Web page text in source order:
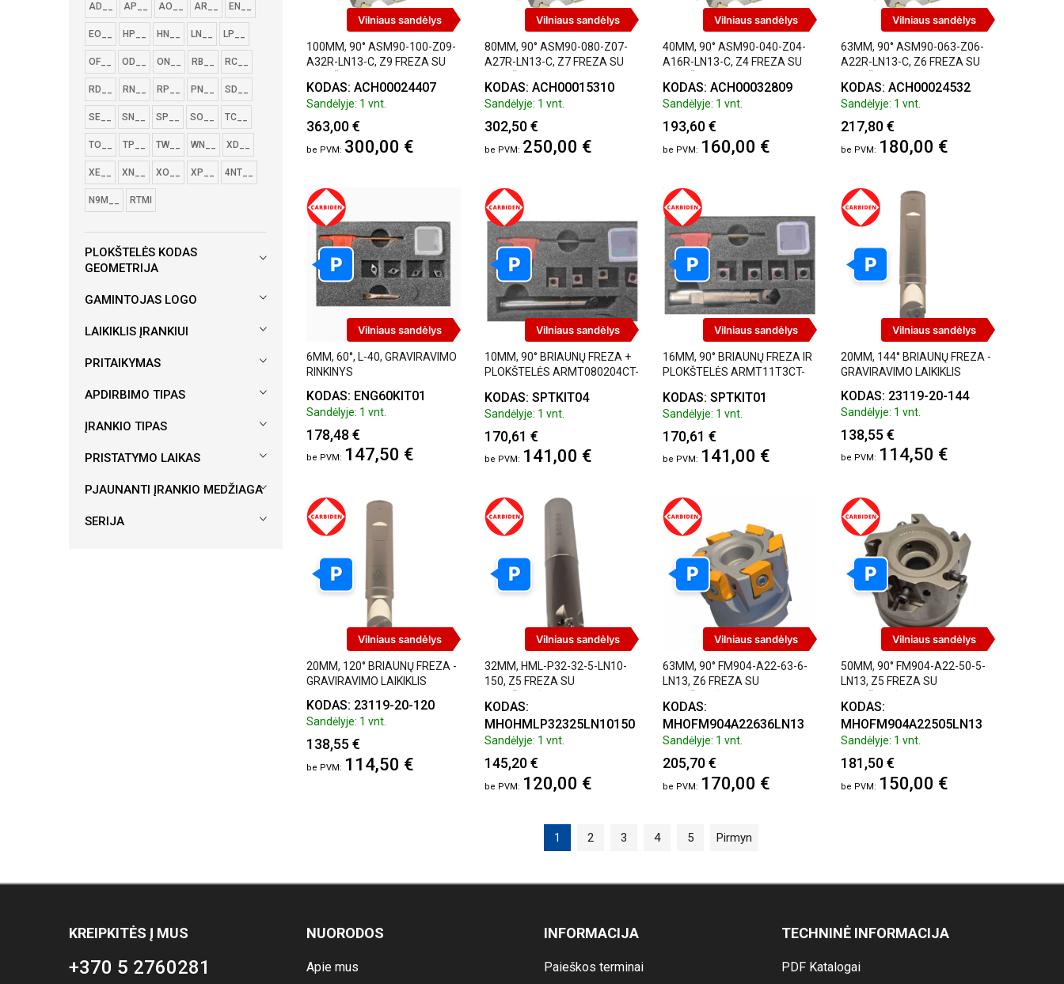
Vilniaus sandėlys
100MM, 90° ASM90-100-Z09-
A32R-LN13-C, Z9 FREZA SU
KODAS: ACH00024407
Sandėlyje: 1 vnt.
363,00 €
300,00 €
Vilniaus sandėlys
80MM, 90° ASM90-080-Z07-
A27R-LN13-C, Z7 FREZA SU
KODAS: ACH00015310
Sandėlyje: 1 vnt.
302,50 €
250,00 €
Vilniaus sandėlys
40MM, 90° ASM90-040-Z04-
A16R-LN13-C, Z4 FREZA SU
KODAS: ACH00032809
Sandėlyje: 1 vnt.
193,60 €
160,00 €
Vilniaus sandėlys
63MM, 90° ASM90-063-Z06-
A22R-LN13-C, Z6 FREZA SU
KODAS: ACH00024532
Sandėlyje: 1 vnt.
217,80 €
180,00 €
P
Vilniaus sandėlys
6MM, 60°, L-40, GRAVIRAVIMO
RINKINYS
KODAS: ENG60KIT01
Sandėlyje: 1 vnt.
178,48 €
147,50 €
P
Vilniaus sandėlys
10MM, 90° BRIAUNŲ FREZA +
PLOKŠTELĖS ARMT080204CT-
KODAS: SPTKIT04
Sandėlyje: 1 vnt.
170,61 €
141,00 €
P
Vilniaus sandėlys
16MM, 90° BRIAUNŲ FREZA IR
PLOKŠTELĖS ARMT11T3CT-
KODAS: SPTKIT01
Sandėlyje: 1 vnt.
170,61 €
141,00 €
P
Vilniaus sandėlys
20MM, 144° BRIAUNŲ FREZA -
GRAVIRAVIMO LAIKIKLIS
KODAS: 23119-20-144
Sandėlyje: 1 vnt.
138,55 €
114,50 €
P
Vilniaus sandėlys
20MM, 120° BRIAUNŲ FREZA -
GRAVIRAVIMO LAIKIKLIS
KODAS: 23119-20-120
Sandėlyje: 1 vnt.
138,55 €
114,50 €
P
Vilniaus sandėlys
32MM, HML-P32-32-5-LN10-
150, Z5 FREZA SU
KODAS:
MHOHMLP32325LN10150
Sandėlyje: 1 vnt.
145,20 €
120,00 €
P
Vilniaus sandėlys
63MM, 90° FM904-A22-63-6-
LN13, Z6 FREZA SU
KODAS:
MHOFM904A22636LN13
Sandėlyje: 1 vnt.
205,70 €
170,00 €
P
Vilniaus sandėlys
50MM, 90° FM904-A22-50-5-
LN13, Z5 FREZA SU
KODAS:
MHOFM904A22505LN13
Sandėlyje: 1 vnt.
181,50 €
150,00 €
1 2 3 4 5 Pirmyn
AD__ AP__ AO__ AR__ EN__
EO__ HP__ HN__ LN__ LP__
OF__ OD__ ON__ RB__ RC__
RD__ RN__ RP__ PN__ SD__
SE__ SN__ SP__ SO__ TC__
TO__ TP__ TW__ WN__ XD__
XE__ XN__ XO__ XP__ 4NT__
N9M__ RTMI
PLOKŠTELĖS KODAS
GEOMETRIJA
GAMINTOJAS LOGO
LAIKIKLIS ĮRANKIUI
PRITAIKYMAS
APDIRBIMO TIPAS
ĮRANKIO TIPAS
PRISTATYMO LAIKAS
PJAUNANTI ĮRANKIO MEDŽIAGA
SERIJA
KREIPKITĖS Į MUS
+370 5 2760281
NUORODOS
Apie mus
INFORMACIJA
Paieškos terminai
TECHNINĖ INFORMACIJA
PDF Katalogai